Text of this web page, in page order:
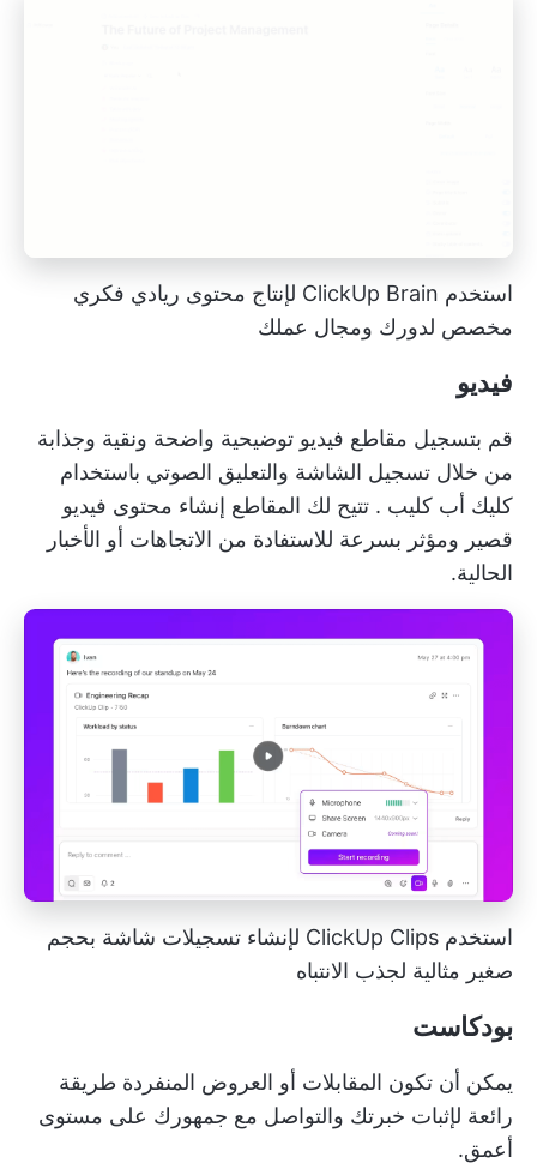
استخدم ClickUp Brain لإنتاج محتوى ريادي فكري
مخصص لدورك ومجال عملك
فيديو
قم بتسجيل مقاطع فيديو توضيحية واضحة ونقية وجذابة
من خلال تسجيل الشاشة والتعليق الصوتي باستخدام
كليك أب كليب . تتيح لك المقاطع إنشاء محتوى فيديو
قصير ومؤثر بسرعة للاستفادة من الاتجاهات أو الأخبار
الحالية.
استخدم ClickUp Clips لإنشاء تسجيلات شاشة بحجم
صغير مثالية لجذب الانتباه
بودكاست
يمكن أن تكون المقابلات أو العروض المنفردة طريقة
رائعة لإثبات خبرتك والتواصل مع جمهورك على مستوى
أعمق.